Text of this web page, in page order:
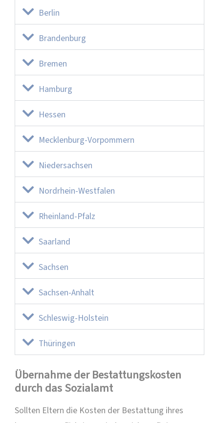
Berlin
Brandenburg
Bremen
Hamburg
Hessen
Mecklenburg-Vorpommern
Niedersachsen
Nordrhein-Westfalen
Rheinland-Pfalz
Saarland
Sachsen
Sachsen-Anhalt
Schleswig-Holstein
Thüringen
Übernahme der Bestattungskosten
durch das Sozialamt
Sollten Eltern die Kosten der Bestattung ihres